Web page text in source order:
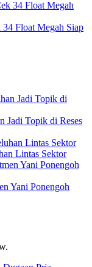
Float Megah Siap
Jadi Topik di Reses
Lintas Sektor
Yani Ponengoh